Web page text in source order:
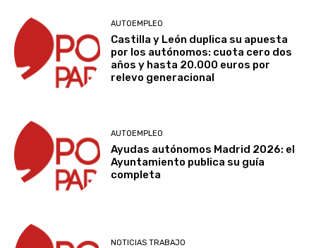
AUTOEMPLEO
Castilla y León duplica su apuesta
por los autónomos: cuota cero dos
años y hasta 20.000 euros por
relevo generacional
AUTOEMPLEO
Ayudas autónomos Madrid 2026: el
Ayuntamiento publica su guía
completa
NOTICIAS TRABAJO